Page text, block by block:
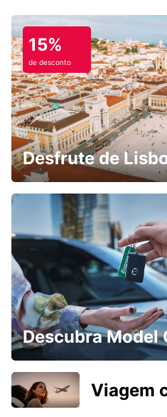
15%
de desconto
Desfrute de
Descubra Model
Viagem